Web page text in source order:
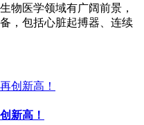
物医学领域有广阔前景，
，包括心脏起搏器、连续
新高！